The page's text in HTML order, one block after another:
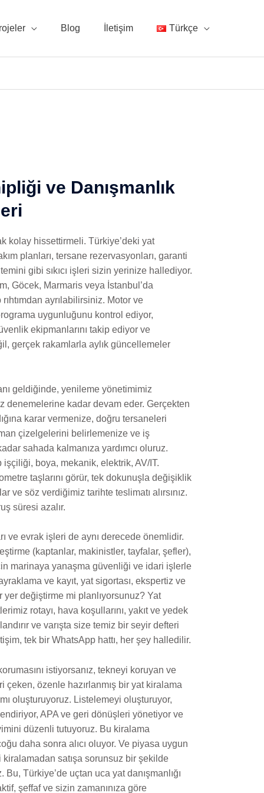
Blog İletişim Türkçe
ve Danışmanlık
kolay hissettirmeli. Türkiye’deki yat
planları, tersane rezervasyonları, garanti
gibi sıkıcı işleri sizin yerinize hallediyor.
Göcek, Marmaris veya İstanbul’da
ayrılabilirsiniz. Motor ve
uygunluğunu kontrol ediyor,
ekipmanlarını takip ediyor ve
gerçek rakamlarla aylık güncellemeler
geldiğinde, yenileme yönetimimiz
denemelerine kadar devam eder. Gerçekten
karar vermenize, doğru tersaneleri
çizelgelerini belirlemenize ve iş
sahada kalmanıza yardımcı oluruz.
işçiliği, boya, mekanik, elektrik, AV/IT.
taşlarını görür, tek dokunuşla değişiklik
ve söz verdiğimiz tarihte teslimatı alırsınız.
süresi azalır.
ve evrak işleri de aynı derecede önemlidir.
(kaptanlar, makinistler, tayfalar, şefler),
marinaya yanaşma güvenliği ve idari işlerle
ve kayıt, yat sigortası, ekspertiz ve
yer değiştirme mi planlıyorsunuz? Yat
rotayı, hava koşullarını, yakıt ve yedek
ve varışta size temiz bir seyir defteri
tek bir WhatsApp hattı, her şey halledilir.
istiyorsanız, tekneyi koruyan ve
çeken, özenle hazırlanmış bir yat kiralama
oluşturuyoruz. Listelemeyi oluşturuyor,
APA ve geri dönüşleri yönetiyor ve
düzenli tutuyoruz. Bu kiralama
daha sonra alıcı oluyor. Ve piyasa uygun
satışa sorunsuz bir şekilde
Türkiye’de uçtan uca yat danışmanlığı
şeffaf ve sizin zamanınıza göre